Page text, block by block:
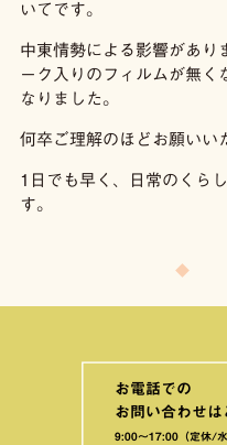
いてです。
中東情勢による影響があり
ーク入りのフィルムが無く
なりました。
何卒ご理解のほどお願いい
1日でも早く、日常のくら
す。
お電話での
お問い合わせは
9:00〜17:00（定休/水